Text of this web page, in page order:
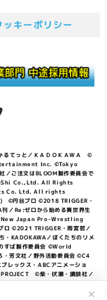
✕
ッキーポリシー
っと／ＫＡＤＯＫＡＷＡ ©
Inc. ©Tokyo
注文はBLOOM製作委員会で
Co.,Ltd. All Rights
Co. Ltd. All rights
谷プロ ©2018 TRIGGER・
／Re:ゼロから始める異世界生
New Japan Pro-Wrestling
TRIGGER・雨宮哲／
KADOKAWA／ぼくたちのリメ
すば製作委員会 ©World
芳文社／野外活動委員会 ©C4
ックス・ABCアニメーショ
©柴・伏瀬・講談社／